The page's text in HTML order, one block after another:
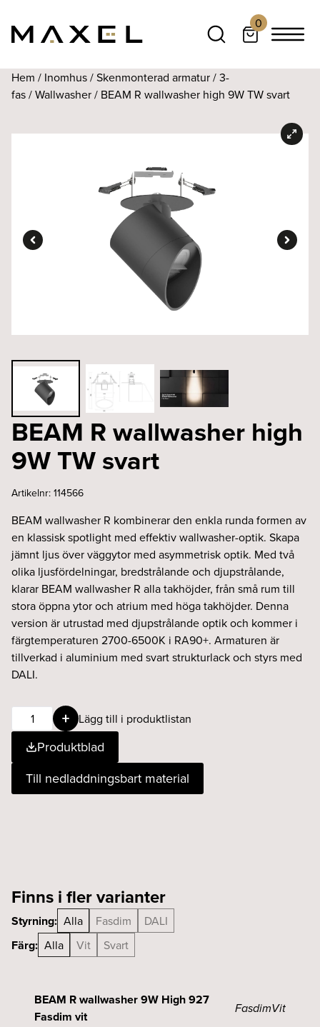
0
Hem / Inomhus/Skenmonterad armatur/3-
fas/Wallwasher/ BEAM R wallwasher high 9W TW svart
BEAM R wallwasher high
9W TW svart
Artikelnr: 114566
BEAM wallwasher R kombinerar den enkla runda formen av
en klassisk spotlight med effektiv wallwasher-optik. Skapa
jämnt ljus över väggytor med asymmetrisk optik. Med två
olika ljusfördelningar, bredstrålande och djupstrålande,
klarar BEAM wallwasher R alla takhöjder, från små rum till
stora öppna ytor och atrium med höga takhöjder. Denna
version är utrustad med djupstrålande optik och kommer i
färgtemperaturen 2700-6500K i RA90+. Armaturen är
tillverkad i aluminium med svart strukturlack och styrs med
DALI.
BEAM
R
wallwasher
high
Lägg till i produktlistan
Produktblad
Till nedladdningsbart material
Finns i fler varianter
Styrning: Alla Fasdim DALI
Färg: Alla Vit Svart
BEAM R wallwasher 9W High 927
Fasdim vit
FasdimVit